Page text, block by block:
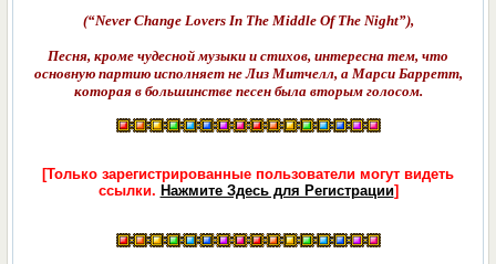
(“Never Change Lovers In The Middle Of The Night”),
Песня, кроме чудесной музыки и стихов, интересна тем, что
основную партию исполняет не Лиз Митчелл, а Марси Барретт,
которая в большинстве песен была вторым голосом.
[Только зарегистрированные пользователи могут видеть
ссылки. Нажмите Здесь для Регистрации]